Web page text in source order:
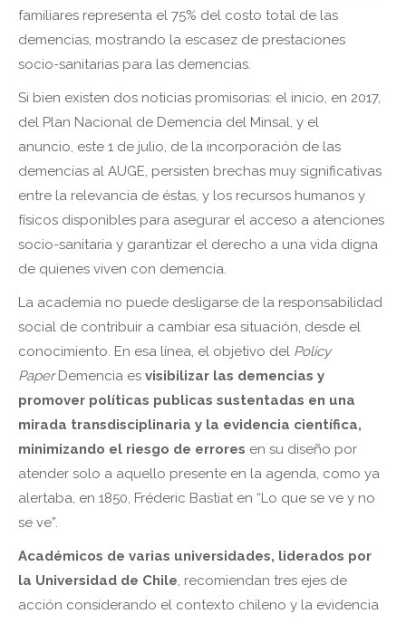
familiares representa el 75% del costo total de las
demencias, mostrando la escasez de prestaciones
socio-sanitarias para las demencias.
Si bien existen dos noticias promisorias: el inicio, en 2017,
del Plan Nacional de Demencia del Minsal, y el
anuncio, este 1 de julio, de la incorporación de las
demencias al AUGE, persisten brechas muy significativas
entre la relevancia de éstas, y los recursos humanos y
físicos disponibles para asegurar el acceso a atenciones
socio-sanitaria y garantizar el derecho a una vida digna
de quienes viven con demencia.
La academia no puede desligarse de la responsabilidad
social de contribuir a cambiar esa situación, desde el
conocimiento. En esa línea, el objetivo del Policy
PaperDemencia es visibilizar las demencias y
promover políticas publicas sustentadas en una
mirada transdisciplinaria y la evidencia científica,
minimizando el riesgo de errores en su diseño por
atender solo a aquello presente en la agenda, como ya
alertaba, en 1850, Fréderic Bastiat en “Lo que se ve y no
se ve”.
Académicos de varias universidades, liderados por
la Universidad de Chile, recomiendan tres ejes de
acción considerando el contexto chileno y la evidencia